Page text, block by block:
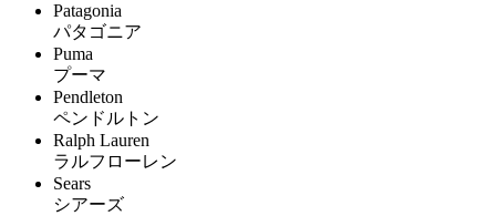
Patagonia
パタゴニア
Puma
プーマ
Pendleton
ペンドルトン
Ralph Lauren
ラルフローレン
Sears
シアーズ